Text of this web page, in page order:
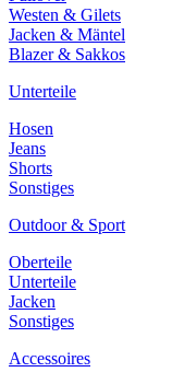
Westen & Gilets
Jacken & Mäntel
Blazer & Sakkos
Unterteile
Hosen
Jeans
Shorts
Sonstiges
Outdoor & Sport
Oberteile
Unterteile
Jacken
Sonstiges
Accessoires